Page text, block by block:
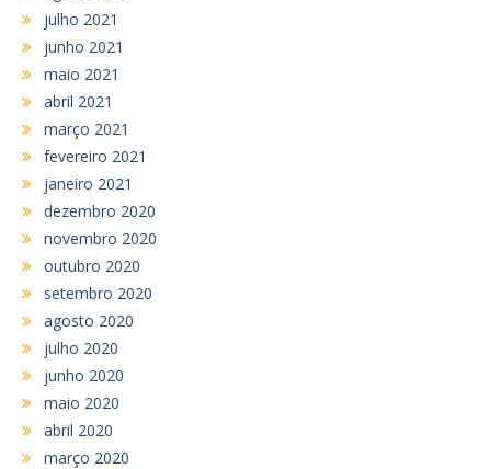
julho 2021
junho 2021
maio 2021
abril 2021
março 2021
fevereiro 2021
janeiro 2021
dezembro 2020
novembro 2020
outubro 2020
setembro 2020
agosto 2020
julho 2020
junho 2020
maio 2020
abril 2020
março 2020